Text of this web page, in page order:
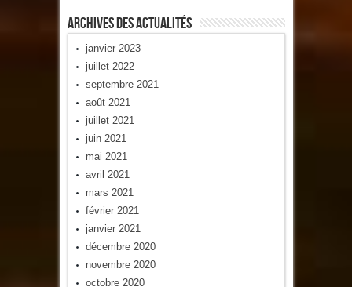
Archives Des Actualités
janvier 2023
juillet 2022
septembre 2021
août 2021
juillet 2021
juin 2021
mai 2021
avril 2021
mars 2021
février 2021
janvier 2021
décembre 2020
novembre 2020
octobre 2020